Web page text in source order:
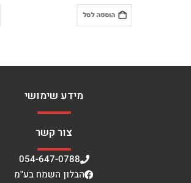
הוספה לסל
מידע שימושי
צור קשר
054-647-0788
הבלון השמח בע"מ